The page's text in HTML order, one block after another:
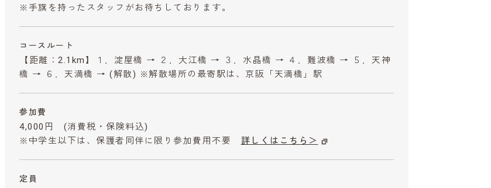
※手旗を持ったスタッフがお待ちしております。
コースルート
【距離：2.1km】１．淀屋橋 → ２．大江橋 → ３．水晶橋 → ４．難波橋 → ５．天神
橋 → ６．天満橋 → (解散) ※解散場所の最寄駅は、京阪「天満橋」駅
参加費
4,000円 (消費税・保険料込)
※中学生以下は、保護者同伴に限り参加費用不要 詳しくはこちら＞
定員